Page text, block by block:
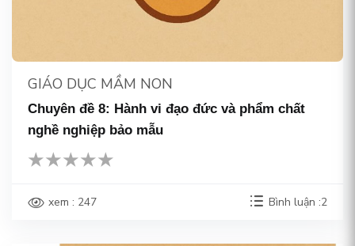
GIÁO DỤC MẦM NON
Chuyên đề 8: Hành vi đạo đức và phẩm chất
nghề nghiệp bảo mẫu
xem : 247 Bình luận :2